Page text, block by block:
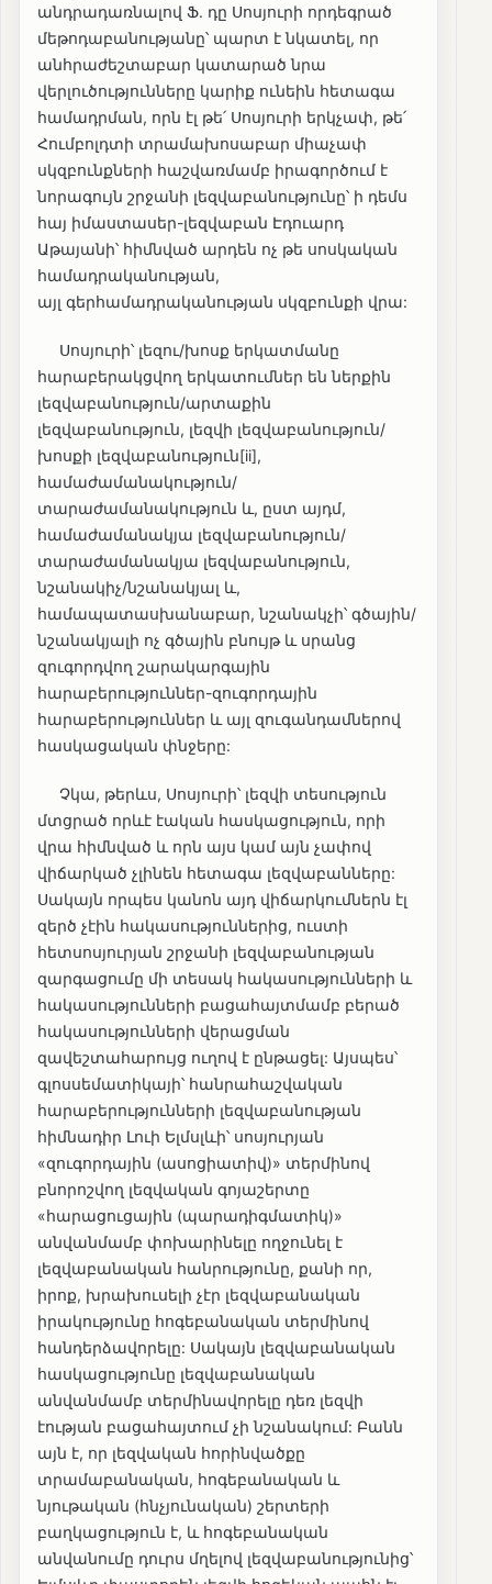
անդրադառնալով Ֆ. դը Սոսյուրի որդեգրած
մեթոդաբանությանը՝ պարտ է նկատել, որ
անհրաժեշտաբար կատարած նրա
վերլուծությունները կարիք ունեին հետագա
համադրման, որն էլ թե՛ Սոսյուրի երկչափ, թե՛
Հումբոլդտի տրամախոսաբար միաչափ
սկզբունքների հաշվառմամբ իրագործում է
նորագույն շրջանի լեզվաբանությունը՝ ի դեմս
հայ իմաստասեր-լեզվաբան Էդուարդ
Աթայանի՝ հիմնված արդեն ոչ թե սոսկական
համադրականության,
այլ գերհամադրականության սկզբունքի վրա:
Սոսյուրի՝ լեզու/խոսք երկատմանը
հարաբերակցվող երկատումներ են ներքին
լեզվաբանություն/արտաքին
լեզվաբանություն, լեզվի լեզվաբանություն/
խոսքի լեզվաբանություն[ii],
համաժամանակություն/
տարաժամանակություն և, ըստ այդմ,
համաժամանակյա լեզվաբանություն/
տարաժամանակյա լեզվաբանություն,
նշանակիչ/նշանակյալ և,
համապատասխանաբար, նշանակչի՝ գծային/
նշանակյալի ոչ գծային բնույթ և սրանց
զուգորդվող շարակարգային
հարաբերություններ-զուգորդային
հարաբերություններ և այլ զուգանդամներով
հասկացական փնջերը:
Չկա, թերևս, Սոսյուրի՝ լեզվի տեսություն
մտցրած որևէ էական հասկացություն, որի
վրա հիմնված և որն այս կամ այն չափով
վիճարկած չլինեն հետագա լեզվաբանները:
Սակայն որպես կանոն այդ վիճարկումներն էլ
զերծ չէին հակասություններից, ուստի
հետսոսյուրյան շրջանի լեզվաբանության
զարգացումը մի տեսակ հակասությունների և
հակասությունների բացահայտմամբ բերած
հակասությունների վերացման
զավեշտահարույց ուղով է ընթացել: Այսպես՝
գլոսսեմատիկայի՝ հանրահաշվական
հարաբերությունների լեզվաբանության
հիմնադիր Լուի Ելմսլևի՝ սոսյուրյան
«զուգորդային (ասոցիատիվ)» տերմինով
բնորոշվող լեզվական գոյաշերտը
«հարացուցային (պարադիգմատիկ)»
անվանմամբ փոխարինելը ողջունել է
լեզվաբանական հանրությունը, քանի որ,
իրոք, խրախուսելի չէր լեզվաբանական
իրակությունը հոգեբանական տերմինով
հանդերձավորելը: Սակայն լեզվաբանական
հասկացությունը լեզվաբանական
անվանմամբ տերմինավորելը դեռ լեզվի
էության բացահայտում չի նշանակում: Բանն
այն է, որ լեզվական հորինվածքը
տրամաբանական, հոգեբանական և
նյութական (հնչյունական) շերտերի
բաղկացություն է, և հոգեբանական
անվանումը դուրս մղելով լեզվաբանությունից՝